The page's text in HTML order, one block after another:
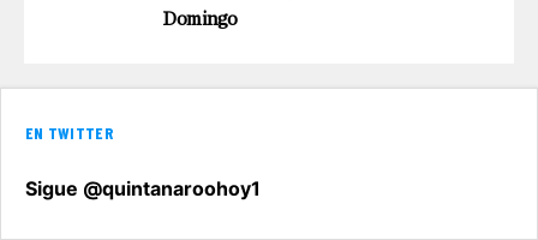
Domingo
EN TWITTER
Sigue @quintanaroohoy1